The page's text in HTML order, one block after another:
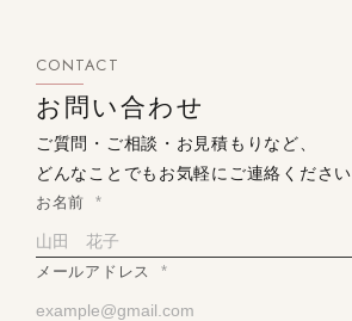
CONTACT
お問い合わせ
ご質問・ご相談・お見積もりなど、
どんなことでもお気軽にご連絡ください
お名前 *
メールアドレス *